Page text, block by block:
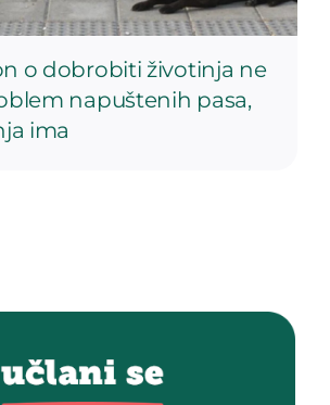
o dobrobiti životinja ne
napuštenih pasa,
ima